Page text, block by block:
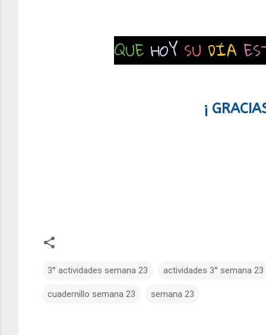
QUE HOY SU DÍA
¡
3° actividades semana 23 actividades 3° semana 23
cuadernillo semana 23 semana 23